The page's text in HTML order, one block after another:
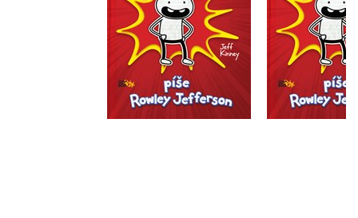
Do košíku
269 Kč
215 Kč
Do
199 Kč